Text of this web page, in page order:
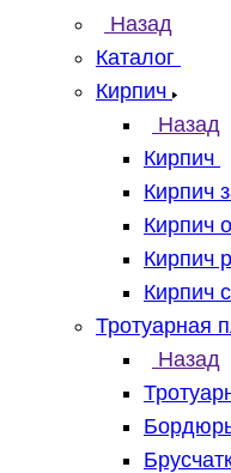
Назад
Каталог
Кирпич
Назад
Кирпич
Кирпич
Кирпич
Кирпич
Кирпич
Тротуарная
Назад